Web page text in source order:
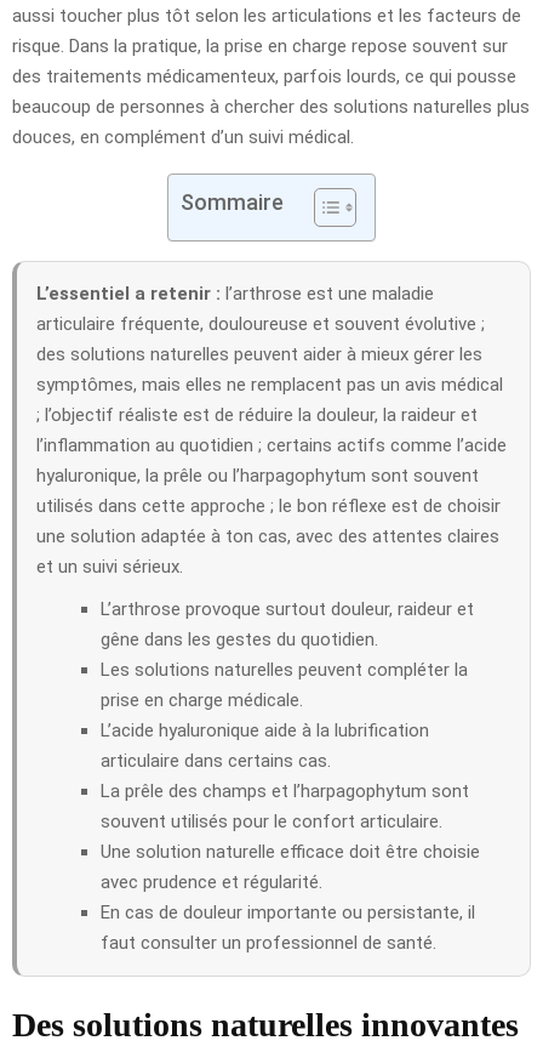
aussi toucher plus tôt selon les articulations et les facteurs de
risque. Dans la pratique, la prise en charge repose souvent sur
des traitements médicamenteux, parfois lourds, ce qui pousse
beaucoup de personnes à chercher des solutions naturelles plus
douces, en complément d’un suivi médical.
Sommaire
L’essentiel a retenir : l’arthrose est une maladie
articulaire fréquente, douloureuse et souvent évolutive ;
des solutions naturelles peuvent aider à mieux gérer les
symptômes, mais elles ne remplacent pas un avis médical
; l’objectif réaliste est de réduire la douleur, la raideur et
l’inflammation au quotidien ; certains actifs comme l’acide
hyaluronique, la prêle ou l’harpagophytum sont souvent
utilisés dans cette approche ; le bon réflexe est de choisir
une solution adaptée à ton cas, avec des attentes claires
et un suivi sérieux.
L’arthrose provoque surtout douleur, raideur et
gêne dans les gestes du quotidien.
Les solutions naturelles peuvent compléter la
prise en charge médicale.
L’acide hyaluronique aide à la lubrification
articulaire dans certains cas.
La prêle des champs et l’harpagophytum sont
souvent utilisés pour le confort articulaire.
Une solution naturelle efficace doit être choisie
avec prudence et régularité.
En cas de douleur importante ou persistante, il
faut consulter un professionnel de santé.
Des solutions naturelles innovantes